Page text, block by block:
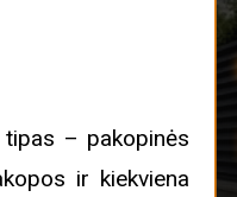
– pakopinės
ir kiekviena